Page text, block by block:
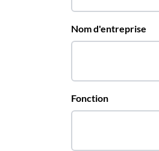
Nom d'entreprise
Fonction